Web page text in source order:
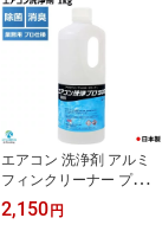
エアコン 洗浄剤 アルミ
フィンクリーナー プロ仕
様 エアコン洗浄 プロ 50
5 1kg KP-01A 業務用 ア
2,150 円